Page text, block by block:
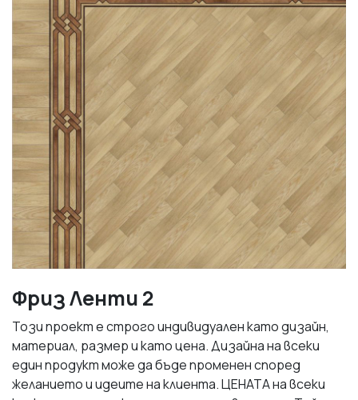
Фриз Ленти 2
Този проект е строго индивидуален като дизайн,
материал, размер и като цена. Дизайна на всеки
един продукт може да бъде променен според
желанието и идеите на клиента. ЦЕНАТА на всеки